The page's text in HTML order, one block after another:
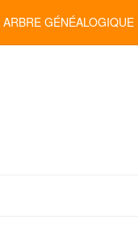
ARBRE GÉNÉALOGIQUE